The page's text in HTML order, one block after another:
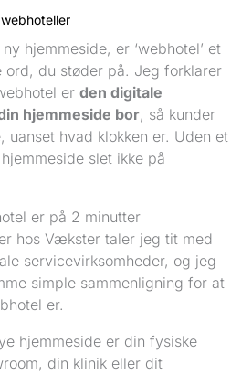
hjemmeside, er ‘webhotel’ et
ord, du støder på. Jeg forklarer
erden digitale
hjemmeside bor, så kunder
uanset hvad klokken er. Uden et
slet ikke på
er på 2 minutter
hos Vækster taler jeg tit med
servicevirksomheder, og jeg
simple sammenligning for at
er.
hjemmeside er din fysiske
din klinik eller dit